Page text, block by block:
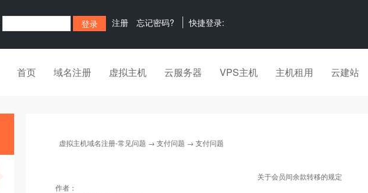
注册 忘记密码? 快捷登录:
首页 域名注册 虚拟主机 云服务器 VPS主机 主机租用 云建站
虚拟主机域名注册-常见问题 → 支付问题 → 支付问题
关于会员间余款转移的规定
作者：